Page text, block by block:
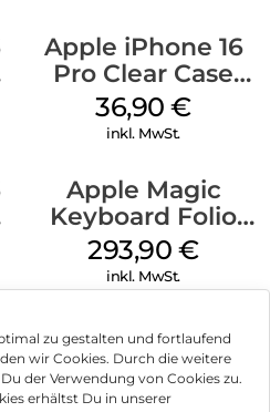
zu gestalten und fortlaufend
wir Cookies. Durch die weitere
der Verwendung von Cookies zu.
erhältst Du in unserer
Apple iPhone 16
Pro Clear Case
MagSafe
Transparent
36,90€
inkl. MwSt.
Apple Magic
Keyboard Folio
iPad 10.9″ (10.Gen.)
Weiß
293,90€
inkl. MwSt.